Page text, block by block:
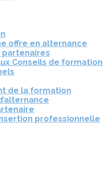
offre en alternance
partenaires
Conseils de formation
de la formation
professionnelle